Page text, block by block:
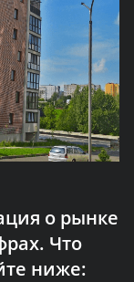
о рынке
Что
ниже: